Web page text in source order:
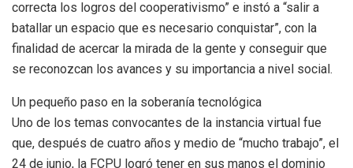
correcta los logros del cooperativismo” e instó a “salir a
batallar un espacio que es necesario conquistar”, con la
finalidad de acercar la mirada de la gente y conseguir que
se reconozcan los avances y su importancia a nivel social.
Un pequeño paso en la soberanía tecnológica
Uno de los temas convocantes de la instancia virtual fue
que, después de cuatro años y medio de “mucho trabajo”, el
24 de junio, la FCPU logró tener en sus manos el dominio